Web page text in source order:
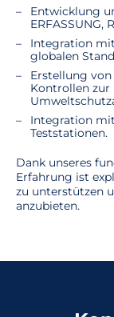
Entwicklung
ERFASSUNG,
Integration
globalen
Erstellung
Kontrollen zur
Integration
Teststationen.
Dank unseres
Erfahrung ist
zu unterstützen
anzubieten.